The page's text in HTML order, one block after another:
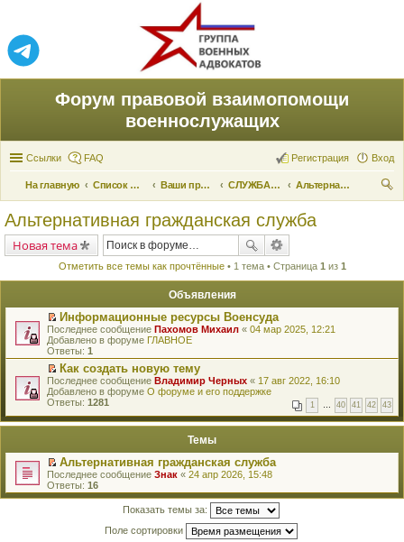
Форум правовой взаимопомощи
военнослужащих
Ссылки FAQ Вход
Регистрация
На главную Список форумов Ваши права и их реализация СЛУЖБА ПО ПРИЗЫВУ
Альтернативная гражданская служба
Альтернативная гражданская служба
Новая тема
Отметить все темы как прочтённые• 1 тема • Страница 1 из 1
Объявления
П
е
р
е
й
т
и
к
е
о
м
у
н
е
Информационные ресурсы Военсуда
Последнее сообщение Пахомов Михаил « 04 мар 2025, 12:21
Добавлено в форуме ГЛАВНОЕ
Ответы: 1
П
е
р
й
к
п
е
р
в
Как создать новую тему
Последнее сообщение Владимир Черных « 17 авг 2022, 16:10
Добавлено в форуме О форуме и его поддержке
Ответы: 1281 1 … 40 41 42 43
Темы
П
е
р
Альтернативная гражданская служба
Последнее сообщение Знак « 24 апр 2026, 15:48
Ответы: 16
Показать темы за:
Поле сортировки